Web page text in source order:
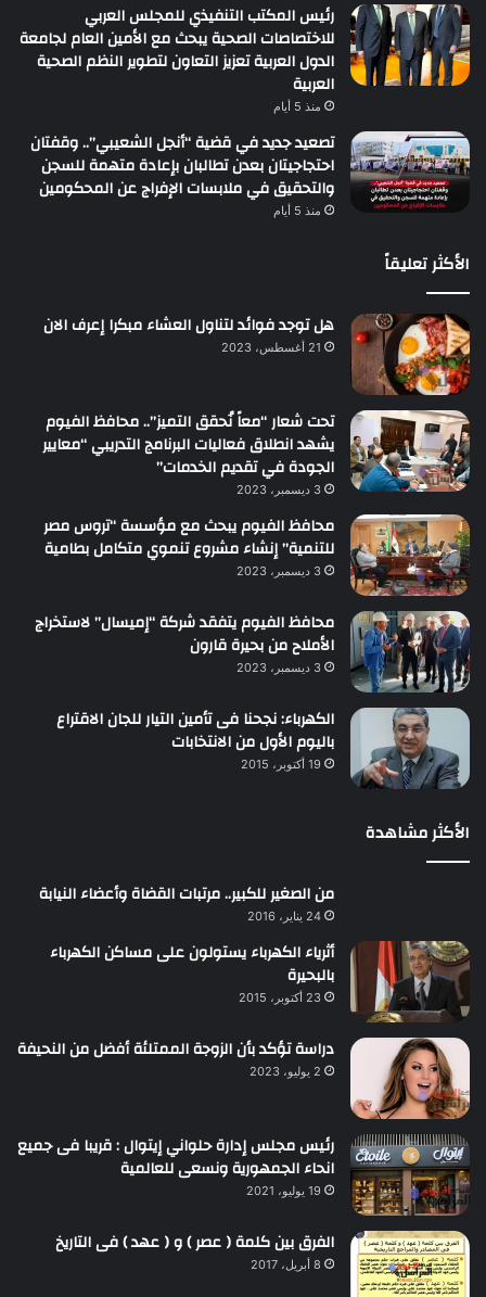
رئيس المكتب التنفيذي للمجلس العربي
للاختصاصات الصحية يبحث مع الأمين العام لجامعة
الدول العربية تعزيز التعاون لتطوير النظم الصحية
العربية
منذ 5 أيام
تصعيد جديد في قضية “أنجل الشعيبي”.. وقفتان
احتجاجيتان بعدن تطالبان بإعادة متهمة للسجن
والتحقيق في ملابسات الإفراج عن المحكومين
منذ 5 أيام
الأكثر تعليقاً
هل توجد فوائد لتناول العشاء مبكرا إعرف الان
21 أغسطس، 2023
تحت شعار “معاً نُحقق التميز”.. محافظ الفيوم
يشهد انطلاق فعاليات البرنامج التدريبي “معايير
الجودة في تقديم الخدمات”
3 ديسمبر، 2023
محافظ الفيوم يبحث مع مؤسسة “تروس مصر
للتنمية” إنشاء مشروع تنموي متكامل بطامية
3 ديسمبر، 2023
محافظ الفيوم يتفقد شركة “إميسال” لاستخراج
الأملاح من بحيرة قارون
3 ديسمبر، 2023
الكهرباء: نجحنا فى تأمين التيار للجان الاقتراع
باليوم الأول من الانتخابات
19 أكتوبر، 2015
الأكثر مشاهدة
من الصغير للكبير.. مرتبات القضاة وأعضاء النيابة
24 يناير، 2016
أثرياء الكهرباء يستولون على مساكن الكهرباء
بالبحيرة
23 أكتوبر، 2015
دراسة تؤكد بأن الزوجة الممتلئة أفضل من النحيفة
2 يوليو، 2023
رئيس مجلس إدارة حلواني إيتوال : قريبا فى جميع
انحاء الجمهورية ونسعى للعالمية
19 يوليو، 2021
الفرق بين كلمة ( عصر ) و ( عهد ) فى التاريخ
8 أبريل، 2017